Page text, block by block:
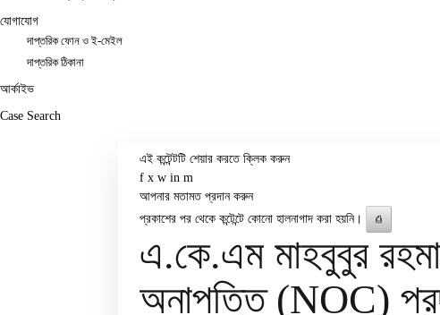
যোগাযোগ
দাপ্তরিক ফোন ও ই-মেইল
দাপ্তরিক ঠিকানা
আর্কাইভ
Case Search
এই কন্টেন্টটি শেয়ার করতে ক্লিক করুন
f x w in m
আপনার মতামত প্রদান করুন
প্রকাশের পর থেকে কন্টেন্টে কোনো হালনাগাদ করা হয়নি।
⎙
এ.কে.এম মাহবুবুর
অনাপত্তি (NOC)